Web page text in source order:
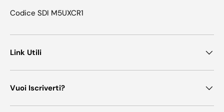
Codice SDI M5UXCR1
Link Utili
Vuoi Iscriverti?